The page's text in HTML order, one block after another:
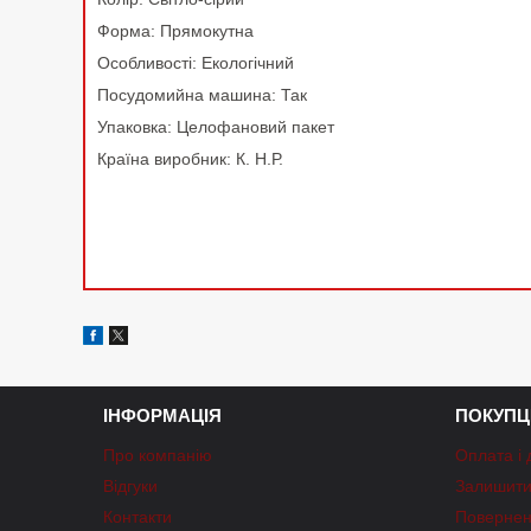
Форма: Прямокутна
Особливості: Екологічний
Посудомийна машина: Так
Упаковка: Целофановий пакет
Країна виробник: К. Н.Р.
ІНФОРМАЦІЯ
Про компанію
Відгуки
Контакти
Оплата і
Залишити